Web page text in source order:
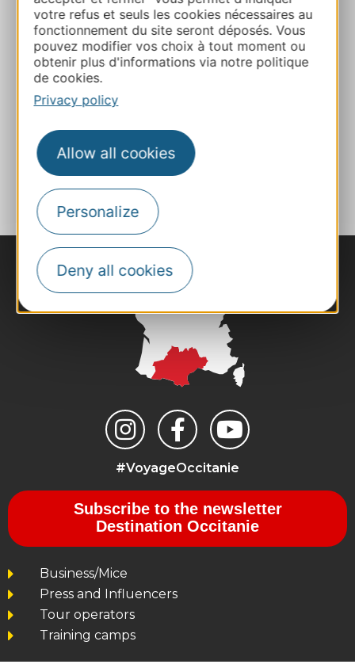
votre refus et seuls les cookies nécessaires au
fonctionnement du site seront déposés. Vous
pouvez modifier vos choix à tout moment ou
obtenir plus d'informations via notre politique
de cookies.
Privacy policy
Allow all cookies
Personalize
Deny all cookies
E-mail
Website
#VoyageOccitanie
Subscribe to the newsletter
Destination Occitanie
Business/Mice
Press and Influencers
Tour operators
Training camps